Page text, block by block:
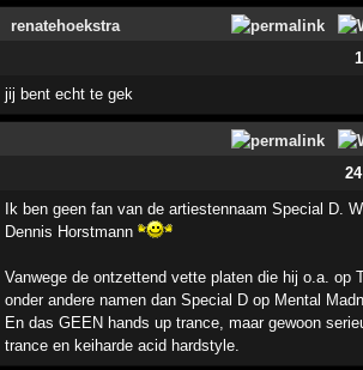
renatehoekstra
jij bent echt te gek
Ik ben geen fan van de artiestennaam Special D.
Dennis Horstmann
Vanwege de ontzettend vette platen die hij o.a. op
onder andere namen dan Special D op Mental
En das GEEN hands up trance, maar gewoon
trance en keiharde acid hardstyle.